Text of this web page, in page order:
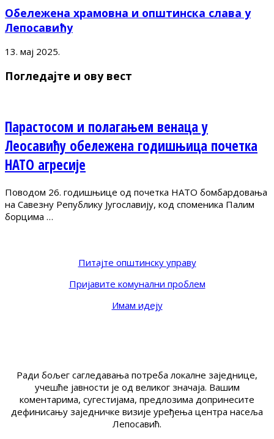
Обележена храмовна и општинска слава у
Лепосавићу
13. мај 2025.
Погледајте и ову вест
Парастосом и полагањем венаца у
Леосавићу обележена годишњица почетка
НАТО агресије
Поводом 26. годишњице од почетка НАТО бомбардовања
на Савезну Републику Југославију, код споменика Палим
борцима …
Питајте општинску управу
Пријавите комунални проблем
Имам идеју
Ради бољег сагледавања потреба локалне заједнице,
учешће јавности је од великог значаја. Вашим
коментарима, сугестијама, предлозима допринесите
дефинисању заједничке визије уређења центра насеља
Лепосавић.